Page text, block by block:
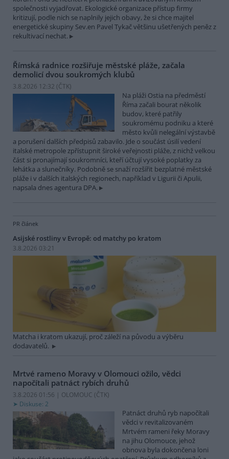
společnosti vyjadřovat. Ekologické organizace přístup firmy
kritizují, podle nich se naplnily jejich obavy, že si chce majitel
energetické skupiny Sev.en Pavel Tykač většinu ušetřených peněz z
rekultivací nechat.
Římská radnice rozšiřuje městské pláže, začala
demolicí dvou soukromých klubů
3.8.2026 12:32 (ČTK)
Na pláži Ostia na předměstí
Říma začali bourat několik
budov, které patřily
soukromému podniku a které
město kvůli nelegální výstavbě
a porušení dalších předpisů zabavilo. Jde o součást úsilí vedení
italské metropole zpřístupnit široké veřejnosti pláže, z nichž velkou
část si pronajímají soukromníci, kteří účtují vysoké poplatky za
lehátka a slunečníky. Podobně se snaží rozšířit bezplatné městské
pláže i v dalších italských regionech, například v Ligurii či Apulii,
napsala dnes agentura DPA.
PR článek
Asijské rostliny v Evropě: od matchy po kratom
3.8.2026 03:21
Matcha i kratom ukazují, proč záleží na původu a výběru
dodavatelů.
Mrtvé rameno Moravy v Olomouci ožilo, vědci
napočítali patnáct rybích druhů
3.8.2026 01:56 | OLOMOUC (ČTK)
Diskuse: 2
Patnáct druhů ryb napočítali
vědci v revitalizovaném
Mrtvém rameni řeky Moravy
na jihu Olomouce, jehož
obnova byla dokončena loni